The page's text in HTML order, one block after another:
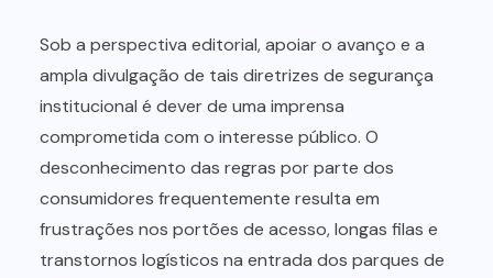
Sob a perspectiva editorial, apoiar o avanço e a
ampla divulgação de tais diretrizes de segurança
institucional é dever de uma imprensa
comprometida com o interesse público. O
desconhecimento das regras por parte dos
consumidores frequentemente resulta em
frustrações nos portões de acesso, longas filas e
transtornos logísticos na entrada dos parques de